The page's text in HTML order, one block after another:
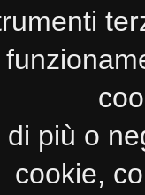
più o
cookie,